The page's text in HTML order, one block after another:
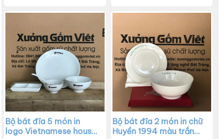
Bộ bát đĩa 5 món in
logo Vietnamese house
Bộ bát đĩa 2 món in chữ
Huyền 1994 màu trắng